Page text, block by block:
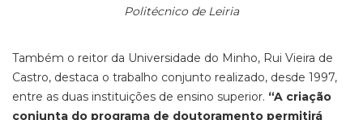
Politécnico de Leiria
Também o reitor da Universidade do Minho, Rui Vieira de
Castro, destaca o trabalho conjunto realizado, desde 1997,
entre as duas instituições de ensino superior. “A criação
conjunta do programa de doutoramento permitirá